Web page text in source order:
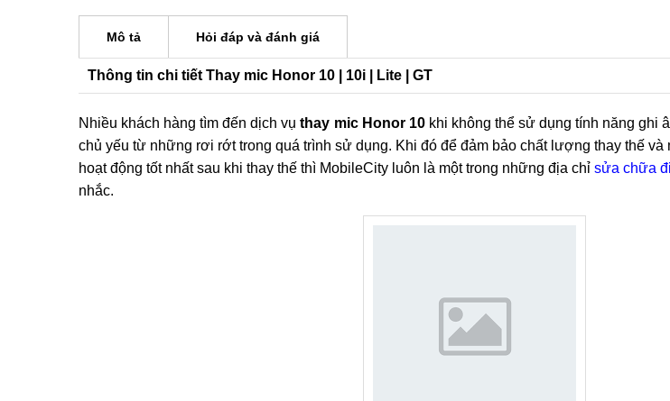
Mô tả Hỏi đáp và đánh giá
Thông tin chi tiết Thay mic Honor 10 | 10i | Lite | GT
Nhiều khách hàng tìm đến dịch vụthay mic Honor 10khi không thể sử dụng tính năng ghi
chủ yếu từ những rơi rớt trong quá trình sử dụng. Khi đó để đảm bảo chất lượng thay thế và
hoạt động tốt nhất sau khi thay thế thì MobileCity luôn là một trong những địa chỉsửa chữa
nhắc.